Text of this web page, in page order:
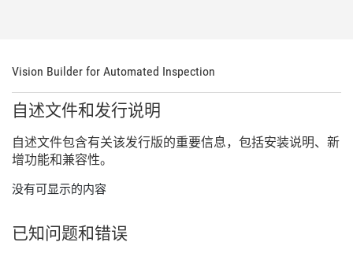
Vision Builder for Automated Inspection
自述文件和发行说明
自述文件包含有关该发行版的重要信息， 包括安装说明、 新
增功能和兼容性。
没有可显示的内容
已知问题和错误